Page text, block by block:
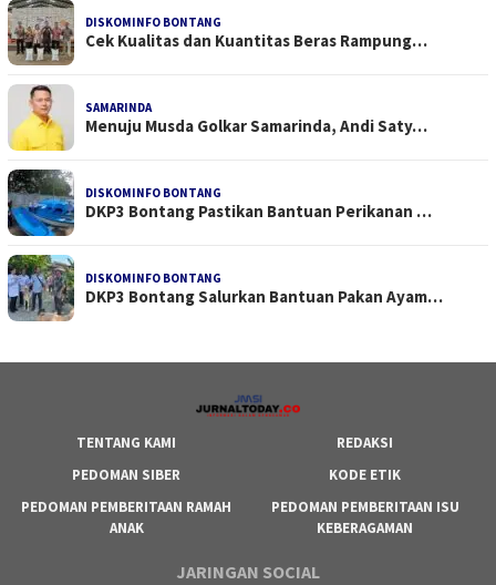
DISKOMINFO BONTANG
Cek Kualitas dan Kuantitas Beras Rampung…
SAMARINDA
Menuju Musda Golkar Samarinda, Andi Saty…
DISKOMINFO BONTANG
DKP3 Bontang Pastikan Bantuan Perikanan …
DISKOMINFO BONTANG
DKP3 Bontang Salurkan Bantuan Pakan Ayam…
TENTANG KAMI
REDAKSI
PEDOMAN SIBER
KODE ETIK
PEDOMAN PEMBERITAAN RAMAH
ANAK
PEDOMAN PEMBERITAAN ISU
KEBERAGAMAN
JARINGAN SOCIAL